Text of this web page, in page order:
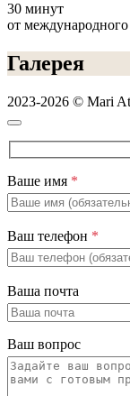
30 минут
от
Галерея
2023-2026 © Mari
Ваше имя *
Ваш телефон *
Ваша почта
Ваш вопрос